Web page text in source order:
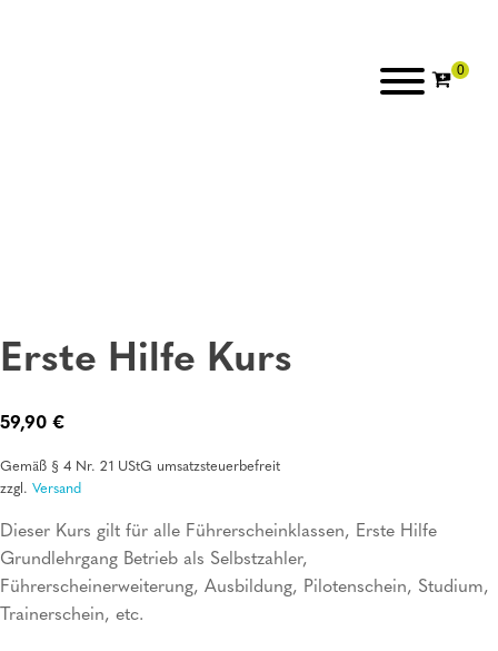
Erste Hilfe Kurs
59,90 €
Gemäß § 4 Nr. 21 UStG umsatzsteuerbefreit
zzgl. Versand
Dieser Kurs gilt für alle Führerscheinklassen, Erste Hilfe
Grundlehrgang Betrieb als Selbstzahler,
Führerscheinerweiterung, Ausbildung, Pilotenschein, Studium,
Trainerschein, etc.